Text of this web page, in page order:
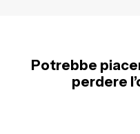
Potrebbe
perdere